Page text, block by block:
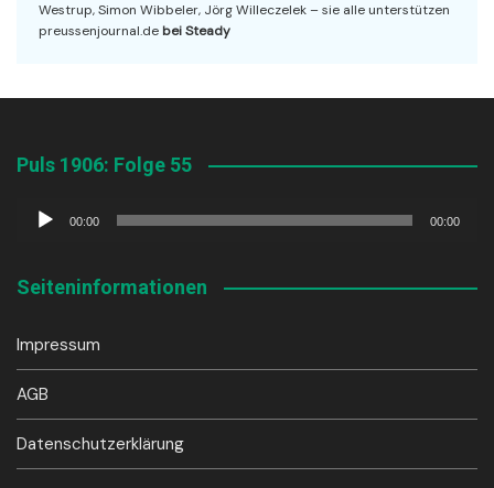
Westrup, Simon Wibbeler, Jörg Willeczelek – sie alle unterstützen
preussenjournal.de bei Steady
Puls 1906: Folge 55
Audio-
00:00 00:00
Seiteninformationen
Impressum
AGB
Datenschutzerklärung